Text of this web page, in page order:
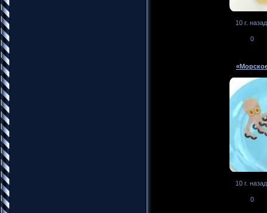
10 г. назад
0
10 г. назад
0